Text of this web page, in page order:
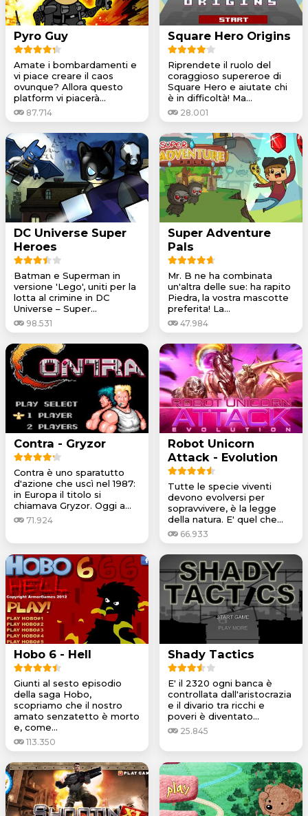
Pyro Guy
Amate i bombardamenti e
vi piace creare il caos
ovunque? Allora questo
platform vi piacerà...
87.714
Square Hero Origins
Riprendete il ruolo del
coraggioso supereroe di
Square Hero e aiutate chi
è in difficoltà! Ma...
28.001
DC Universe Super
Heroes
Batman e Superman in
versione 'Lego', uniti per la
lotta al crimine in DC
Universe – Super...
98.531
Super Adventure
Pals
Mr. B ne ha combinata
un'altra delle sue: ha rapito
Piedra, la vostra mascotte
preferita! La...
47.984
Contra - Gryzor
Contra è uno sparatutto
d'azione che uscì nel 1987:
in Europa il titolo si
chiamava Gryzor. Oggi a...
71.924
Robot Unicorn
Attack - Evolution
Tutte le specie viventi
devono evolversi per
sopravvivere, è la legge
della natura. E' quel che...
66.933
Hobo 6 - Hell
Giunti al sesto episodio
della saga Hobo,
scopriamo che il nostro
amato senzatetto è morto
e, come...
113.350
Shady Tactics
E' il 2320 ogni banca è
controllata dall'aristocrazia
e il divario tra ricchi e
poveri è diventato...
25.845